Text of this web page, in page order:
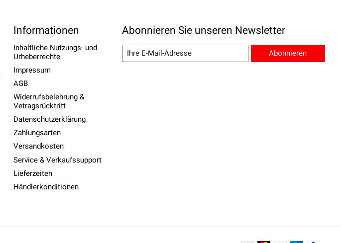
Informationen
Inhaltliche Nutzungs- und
Urheberrechte
Impressum
AGB
Widerrufsbelehrung &
Vetragsrücktritt
Datenschutzerklärung
Zahlungsarten
Versandkosten
Service & Verkaufssupport
Lieferzeiten
Händlerkonditionen
Abonnieren Sie unseren Newsletter
Abonnieren